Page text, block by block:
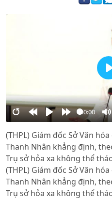
RestartRewind
10s
PlayForward
10s
00:00
(THPL) Giám đốc Sở Văn
Thanh Nhân khẳng định,
Trụ sở hỏa xa không thể
(THPL) Giám đốc Sở Văn
Thanh Nhân khẳng định,
Trụ sở hỏa xa không thể